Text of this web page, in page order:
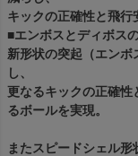
キックの正確性と飛行
■エンボスとディボス
新形状の突起（エンボ
し、
更なるキックの正確性
るボールを実現。
またスピードシェル